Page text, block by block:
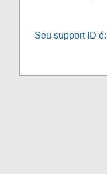
Seu support ID é: